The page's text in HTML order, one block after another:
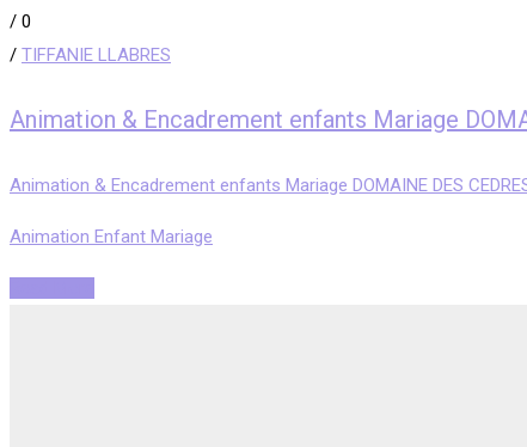
/ 0
/ TIFFANIE LLABRES
Animation & Encadrement enfants Mariage
Animation & Encadrement enfants Mariage DOMAINE DES
Animation Enfant Mariage